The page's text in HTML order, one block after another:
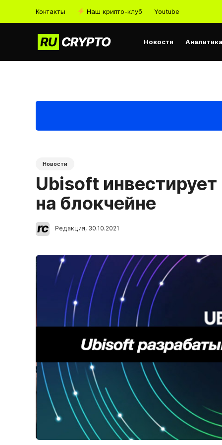
Контакты Наш крипто-клуб Youtube
Новости Аналитика
Новости
Ubisoft
на блокчейне
Редакция, 30.10.2021